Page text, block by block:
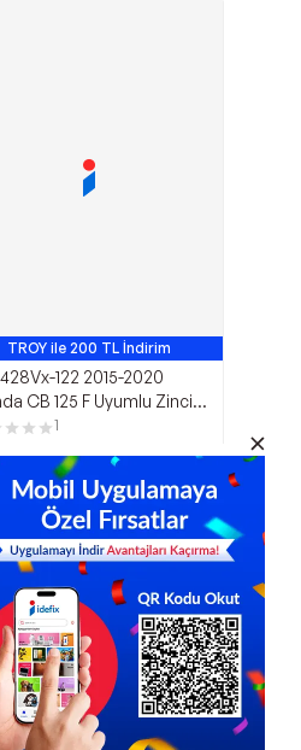
TROY ile 200 TL İndirim
428Vx-122 2015-2020
CB 125 F Uyumlu Zincir
Renk Xring Zincir
1
TL
3.782,39TL